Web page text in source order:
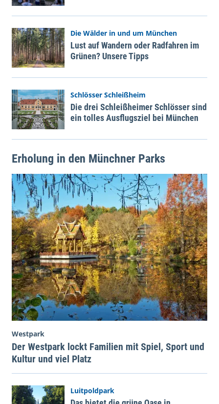
Die Wälder in und um München
Lust auf Wandern oder Radfahren im
Grünen? Unsere Tipps
Schlösser Schleißheim
Die drei Schleißheimer Schlösser sind
ein tolles Ausflugsziel bei München
Erholung in den Münchner Parks
Westpark
Der Westpark lockt Familien mit Spiel, Sport und
Kultur und viel Platz
Luitpoldpark